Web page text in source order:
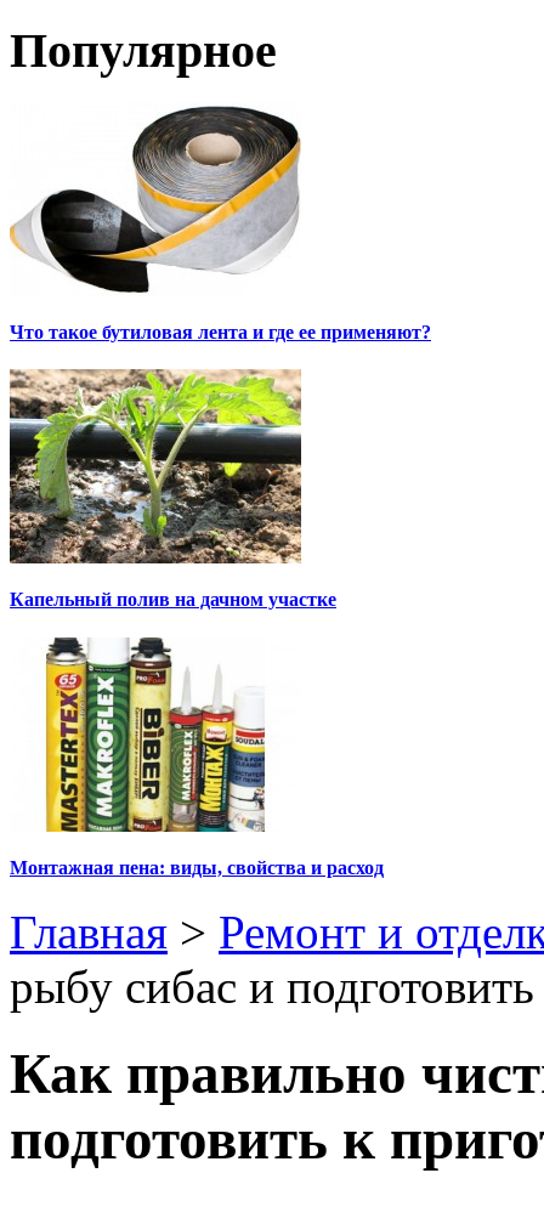
Популярное
Что такое бутиловая лента и где ее применяют?
Капельный полив на дачном участке
Монтажная пена: виды, свойства и расход
Главная > Ремонт и
рыбу сибас и
Как правильно
подготовить к